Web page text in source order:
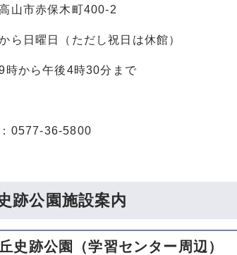
山市赤保木町400-2
ら日曜日（ただし祝日は休館）
9時から午後4時30分まで
：0577-36-5800
跡公園施設案内
史跡公園（学習センター周辺）